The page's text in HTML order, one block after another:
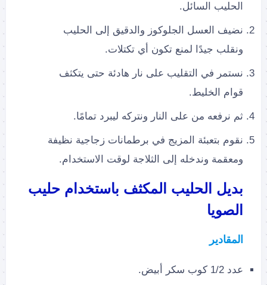
الحليب السائل.
نضيف العسل الجلوكوز والدقيق إلى الحليب
ونقلب جيدًا لمنع تكون أي تكتلات.
نستمر في التقليب على نار هادئة حتى يتكثف
قوام الخليط.
ثم نرفعه من على النار ونتركه ليبرد تمامًا.
نقوم بتعبئة المزيج في برطمانات زجاجية نظيفة
ومعقمة وندخله إلى الثلاجة لوقت الاستخدام.
بديل الحليب المكثف باستخدام حليب
الصويا
المقادير
عدد 1/2 كوب سكر أبيض.